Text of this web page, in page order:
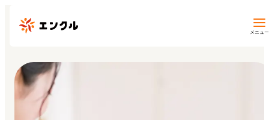
メニュー
保育園・幼稚園を探す